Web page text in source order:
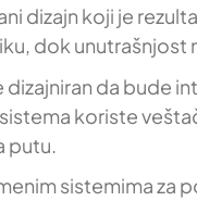
dizajn koji je
dok
da bude
koriste
putu.
sistemima za